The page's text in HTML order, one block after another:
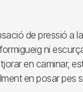
de pressió a
ni
en caminar,
en posar pes